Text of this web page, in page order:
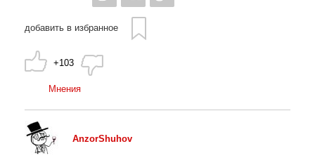
добавить в избранное
+103
Мнения
AnzorShuhov